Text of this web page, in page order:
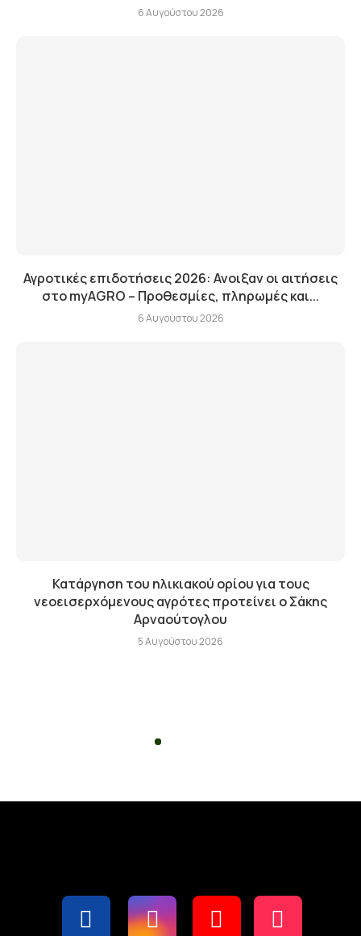
6 Αυγούστου 2026
Αγροτικές επιδοτήσεις 2026: Ανοιξαν οι αιτήσεις
στο myAGRO – Προθεσμίες, πληρωμές και...
6 Αυγούστου 2026
Κατάργηση του ηλικιακού ορίου για τους
νεοεισερχόμενους αγρότες προτείνει ο Σάκης
Αρναούτογλου
5 Αυγούστου 2026